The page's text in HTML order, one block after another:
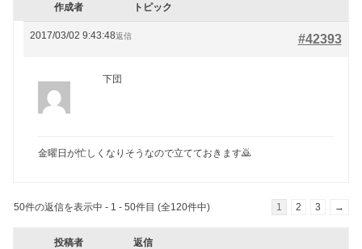
作成者 トピック
2017/03/02 9:43:48 #42393
返信
下団
金曜日が忙しくなりそうなので立てておきます🙇
50件の返信を表示中 - 1 - 50件目 (全120件中) 1 2 3 →
投稿者 返信